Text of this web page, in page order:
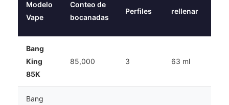
Modelo
Vape
Conteo de
bocanadas
Perfiles rellenar
Bang
King
85K
85,000 3 63 ml
Bang